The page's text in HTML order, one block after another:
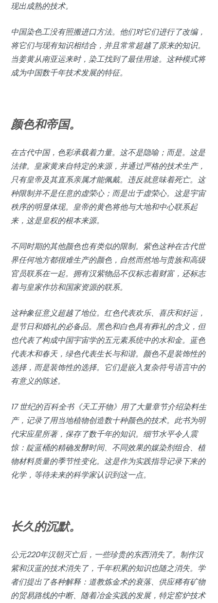
现出成熟的技术。
中国染色工没有照搬进口方法。他们对它们进行了改编，
将它们与现有知识相结合，并且常常超越了原来的知识。
当姜黄从南亚运来时，染工找到了最佳用途。这种模式将
成为中国数千年技术发展的特征。
颜色和帝国。
在古代中国，色彩承载着力量。这不是隐喻；而是。这是
法律。皇家黄来自特定的来源，并通过严格的技术生产，
只有皇帝及其直系亲属才能佩戴。违反就意味着死亡。这
种限制并不是任意的虚荣心；而是出于虚荣心。这是宇宙
秩序的明显体现。皇帝的黄色将他与大地和中心联系起
来，这是皇权的根本来源。
不同时期的其他颜色也有类似的限制。紫色这种在古代世
界任何地方都很难生产的颜色，自然而然地与贵族和高级
官员联系在一起。拥有汉紫物品不仅标志着财富，还标志
着与皇家作坊和国家资源的联系。
这种象征意义超越了地位。红色代表欢乐、喜庆和好运，
是节日和婚礼的必备品。黑色和白色具有葬礼的含义，但
也代表了构成中国宇宙学的五元素系统中的水和金。蓝色
代表木和春天，绿色代表生长与和谐。颜色不是装饰性的
选择，而是装饰性的选择。它们是嵌入复杂符号语言中的
有意义的陈述。
17 世纪的百科全书《天工开物》用了大量章节介绍染料生
产，记录了用当地植物创造数十种颜色的技术。此书为明
代宋应星所著，保存了数千年的知识。细节水平令人震
惊：靛蓝桶的精确发酵时间、不同效果的媒染剂组合、植
物材料质量的季节性变化。这是作为实践指导记录下来的
化学，等待未来的科学家认识到这一点。
长久的沉默。
公元220年汉朝灭亡后，一些珍贵的东西消失了。制作汉
紫和汉蓝的技术消失了，千年积累的知识也随之消失。学
者们提出了各种解释：道教炼金术的衰落、供应稀有矿物
的贸易路线的中断、随着冶金实践的发展，特定窑炉技术